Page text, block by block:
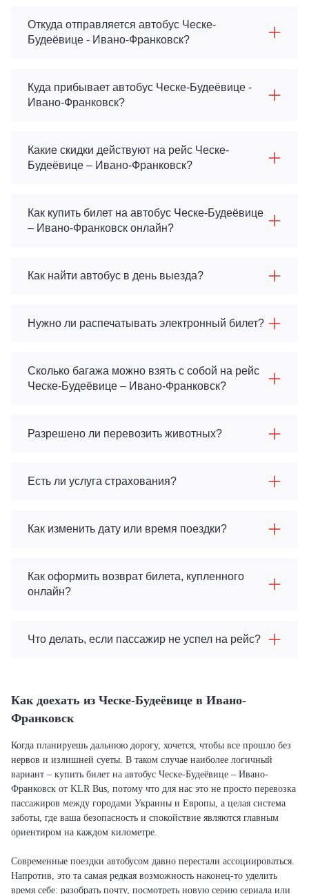
Откуда отправляется автобус Ческе-
Будеёвице - Ивано-Франковск?
Куда прибывает автобус Ческе-Будеёвице -
Ивано-Франковск?
Какие скидки действуют на рейс Ческе-
Будеёвице – Ивано-Франковск?
Как купить билет на автобус Ческе-Будеёвице
– Ивано-Франковск онлайн?
Как найти автобус в день выезда?
Нужно ли распечатывать электронный билет?
Сколько багажа можно взять с собой на рейс
Ческе-Будеёвице – Ивано-Франковск?
Разрешено ли перевозить животных?
Есть ли услуга страхования?
Как изменить дату или время поездки?
Как оформить возврат билета, купленного
онлайн?
Что делать, если пассажир не успел на рейс?
Как доехать из Ческе-Будеёвице в Ивано-
Франковск
Когда планируешь дальнюю дорогу, хочется, чтобы все прошло без
нервов и излишней суеты. В таком случае наиболее логичный
вариант – купить билет на автобус Ческе-Будеёвице – Ивано-
Франковск от KLR Bus, потому что для нас это не просто перевозка
пассажиров между городами Украины и Европы, а целая система
заботы, где ваша безопасность и спокойствие являются главным
ориентиром на каждом километре.
Современные поездки автобусом давно перестали ассоциироваться.
Напротив, это та самая редкая возможность наконец-то уделить
время себе: разобрать почту, посмотреть новую серию сериала или